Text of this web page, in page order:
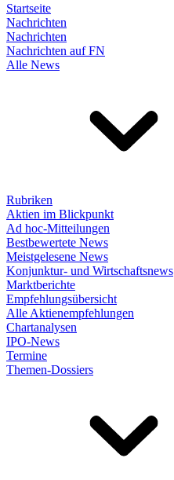
Startseite
Nachrichten
Nachrichten
Nachrichten auf FN
Alle News
Rubriken
Aktien im Blickpunkt
Ad hoc-Mitteilungen
Bestbewertete News
Meistgelesene News
Konjunktur- und Wirtschaftsnews
Marktberichte
Empfehlungsübersicht
Alle Aktienempfehlungen
Chartanalysen
IPO-News
Termine
Themen-Dossiers